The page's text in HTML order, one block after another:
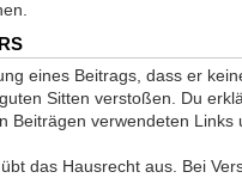
eines Beitrags, dass er
Sitten verstoßen. Du
Beiträgen verwendeten Links
das Hausrecht aus. Bei